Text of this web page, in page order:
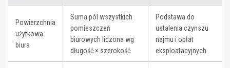
Powierzchnia
użytkowa
biura
Suma pól wszystkich
pomieszczeń
biurowych liczona wg
długość × szerokość
Podstawa do
ustalenia czynszu
najmu i opłat
eksploatacyjnych